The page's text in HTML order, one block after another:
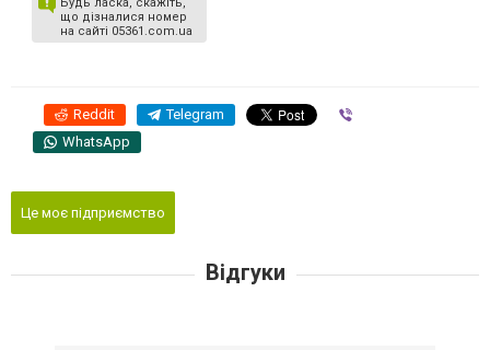
Будь ласка, скажіть,
що дізналися номер
на сайті 05361.com.ua
Reddit Telegram
WhatsApp
Це моє підприємство
Відгуки